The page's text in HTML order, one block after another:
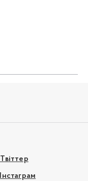
Твіттер
Інстаграм